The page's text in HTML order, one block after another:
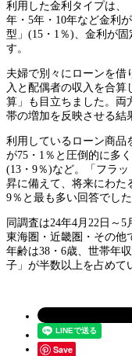
利用した金利タイプは、
年・5年・10年など金利
型」(15・1％)、金利が
す。
夫婦で別々にローンを借
入と配偶者の収入を合
算」も目立ちました。両
帯の増加を反映させる結
利用しているローン商品
が75・1％と圧倒的に多
(13・9％)など。「フラ
昇に備えて、将来にわた
9％と最も多い回答でした
同調査は24年4月22日～
東海圏・近畿圏・その他
年齢は38・6歳、世帯年
子」が半数以上を占めて
Save